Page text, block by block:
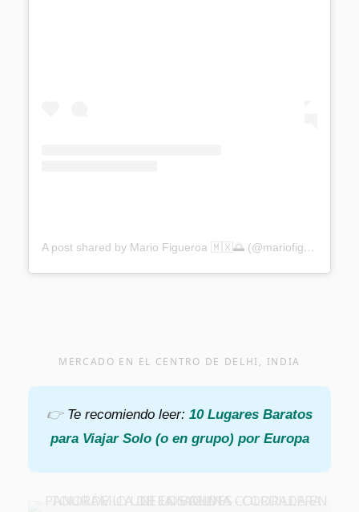
A post shared by Mario Figueroa 🇲🇽🌅 (@mariofigu3roa)
MERCADO EN EL CENTRO DE DELHI, INDIA
👉 Te recomiendo leer: 10 Lugares Baratos
para Viajar Solo (o en grupo) por Europa